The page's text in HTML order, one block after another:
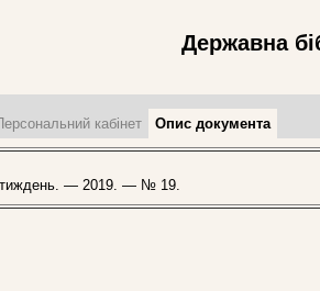
Державна
кабінет Опис документа
тиждень. — 2019. — № 19.